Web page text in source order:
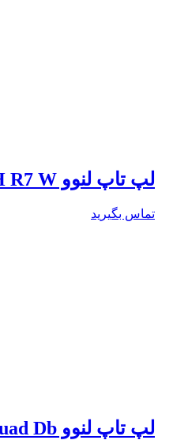
لپ تاپ لنوو GA 401 QH R7 W
تماس بگیرید
لپ تاپ لنوو IP 3 Quad Db